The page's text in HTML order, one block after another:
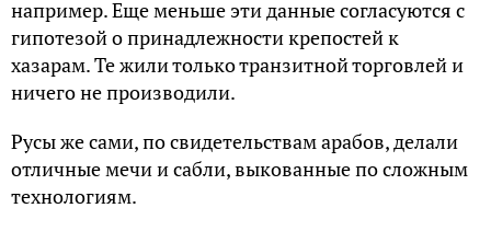
например. Еще меньше эти данные согласуются с
гипотезой о принадлежности крепостей к
хазарам. Те жили только транзитной торговлей и
ничего не производили.
Русы же сами, по свидетельствам арабов, делали
отличные мечи и сабли, выкованные по сложным
технологиям.